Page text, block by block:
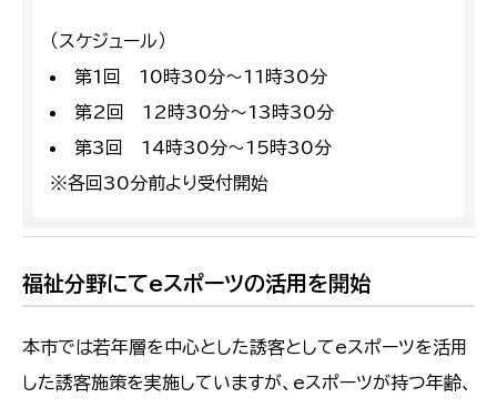
（スケジュール）
第1回 10時30分～11時30分
第2回 12時30分～13時30分
第3回 14時30分～15時30分
※各回30分前より受付開始
福祉分野にてeスポーツの活用を開始
本市では若年層を中心とした誘客としてeスポーツを活用
した誘客施策を実施していますが、eスポーツが持つ年齢、